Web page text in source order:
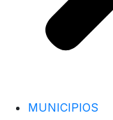
MUNICIPIOS